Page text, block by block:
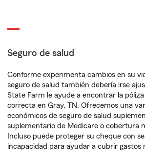
Seguro de salud
Conforme experimenta cambios en su
seguro de salud también debería irse
State Farm le ayude a encontrar la
correcta en Gray, TN. Ofrecemos una
económicos de seguro de salud
suplementario de Medicare o cobertura
Incluso puede proteger su cheque con
incapacidad para ayudar a cubrir gastos